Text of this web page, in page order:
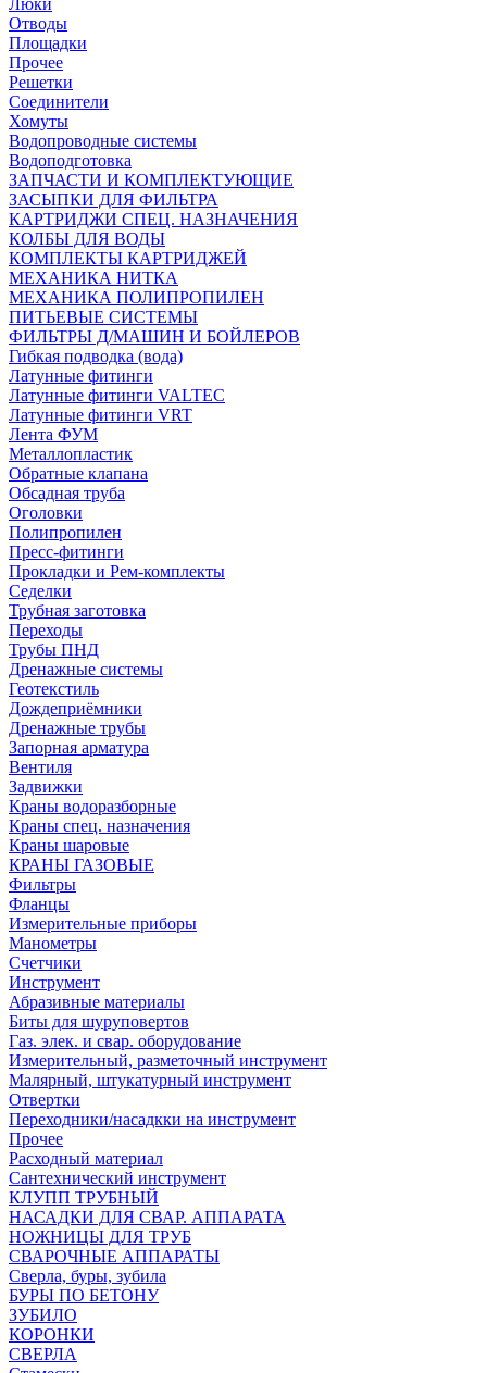
Люки
Отводы
Площадки
Прочее
Решетки
Соединители
Хомуты
Водопроводные системы
Водоподготовка
ЗАПЧАСТИ И КОМПЛЕКТУЮЩИЕ
ЗАСЫПКИ ДЛЯ ФИЛЬТРА
КАРТРИДЖИ СПЕЦ. НАЗНАЧЕНИЯ
КОЛБЫ ДЛЯ ВОДЫ
КОМПЛЕКТЫ КАРТРИДЖЕЙ
МЕХАНИКА НИТКА
МЕХАНИКА ПОЛИПРОПИЛЕН
ПИТЬЕВЫЕ СИСТЕМЫ
ФИЛЬТРЫ Д/МАШИН И БОЙЛЕРОВ
Гибкая подводка (вода)
Латунные фитинги
Латунные фитинги VALTEC
Латунные фитинги VRT
Лента ФУМ
Металлопластик
Обратные клапана
Обсадная труба
Оголовки
Полипропилен
Пресс-фитинги
Прокладки и Рем-комплекты
Седелки
Трубная заготовка
Переходы
Трубы ПНД
Дренажные системы
Геотекстиль
Дождеприёмники
Дренажные трубы
Запорная арматура
Вентиля
Задвижки
Краны водоразборные
Краны спец. назначения
Краны шаровые
КРАНЫ ГАЗОВЫЕ
Фильтры
Фланцы
Измерительные приборы
Манометры
Счетчики
Инструмент
Абразивные материалы
Биты для шуруповертов
Газ. элек. и свар. оборудование
Измерительный, разметочный инструмент
Малярный, штукатурный инструмент
Отвертки
Переходники/насадкки на инструмент
Прочее
Расходный материал
Сантехнический инструмент
КЛУПП ТРУБНЫЙ
НАСАДКИ ДЛЯ СВАР. АППАРАТА
НОЖНИЦЫ ДЛЯ ТРУБ
СВАРОЧНЫЕ АППАРАТЫ
Сверла, буры, зубила
БУРЫ ПО БЕТОНУ
ЗУБИЛО
КОРОНКИ
СВЕРЛА